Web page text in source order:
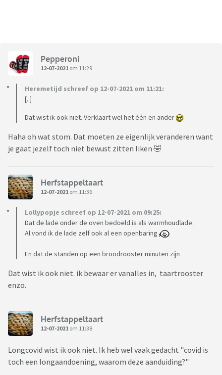
Pepperoni
12-07-2021 om 11:29
Heremetijd schreef op 12-07-2021 om 11:21:
[..]
Dat wist ik ook niet. Verklaart wel het één en ander
Haha oh wat stom. Dat moeten ze eigenlijk veranderen want
je gaat jezelf toch niet bewust zitten liken 🤣
Herfstappeltaart
12-07-2021 om 11:36
Lollypopje schreef op 12-07-2021 om 09:25:
Dat de lade onder de oven bedoeld is als warmhoudlade.
Al vond ik de lade zelf ook al een openbaring
En dat de standen op een broodrooster minuten zijn
Dat wist ik ook niet. ik bewaar er vanalles in, taartrooster
enzo.
Herfstappeltaart
12-07-2021 om 11:38
Longcovid wist ik ook niet. Ik heb wel vaak gedacht "covid is
toch een longaandoening, waarom deze aanduiding?"